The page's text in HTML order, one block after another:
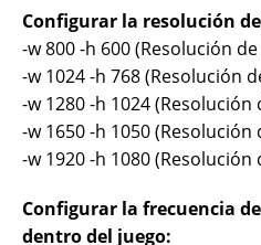
Configurar la resolución
-w 800 -h 600 (Resolución
-w 1024 -h 768 (Resolución
-w 1280 -h 1024
-w 1650 -h 1050
-w 1920 -h 1080
Configurar la frecuencia
dentro del juego: